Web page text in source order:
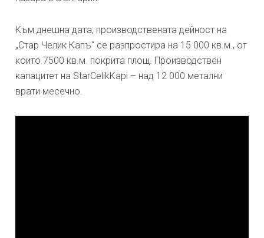
Към днешна дата, производствената дейност на
„Стар Челик Капъ“ се разпростира на 15 000 кв.м., от
които 7500 кв.м. покрита площ. Производствен
капацитет на StarCelikKapi – над 12 000 метални
врати месечно.